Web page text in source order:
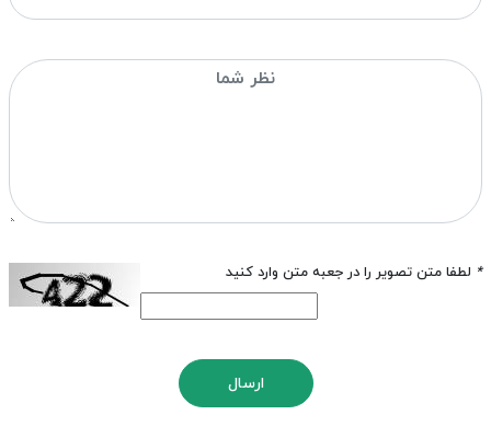
* لطفا متن تصویر را در جعبه متن وارد کنید
ارسال